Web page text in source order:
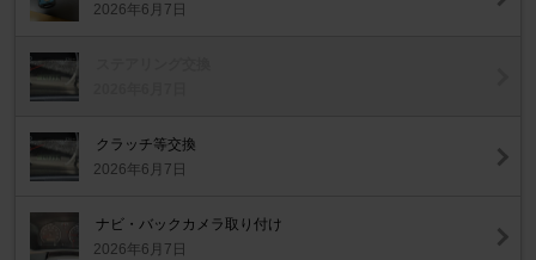
2026年6月7日
クラッチ等交換
2026年6月7日
ナビ・バックカメラ取り付け
2026年6月7日